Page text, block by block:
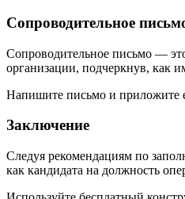
Сопроводительное
Сопроводительное письмо —
организации, подчеркнув, как
Напишите письмо и приложите
Заключение
Следуя рекомендациям по
как кандидата на должность